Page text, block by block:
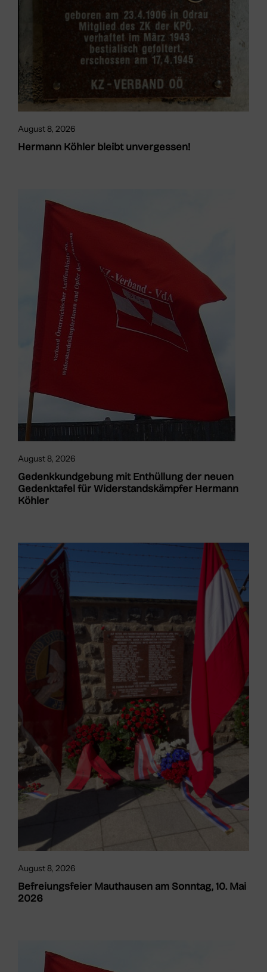
August 8, 2026
Hermann Köhler bleibt unvergessen!
August 8, 2026
Gedenkkundgebung mit Enthüllung der neuen
Gedenktafel für Widerstandskämpfer Hermann
Köhler
August 8, 2026
Befreiungsfeier Mauthausen am Sonntag, 10. Mai
2026